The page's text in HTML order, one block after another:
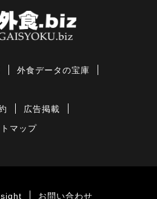
外食データの宝庫
広告掲載
マップ
お問い合わせ